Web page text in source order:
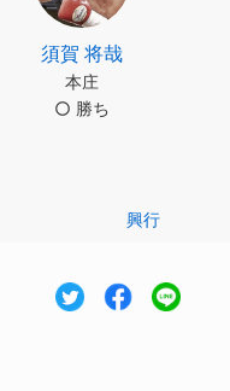
須賀 将哉
本庄
勝ち
興行